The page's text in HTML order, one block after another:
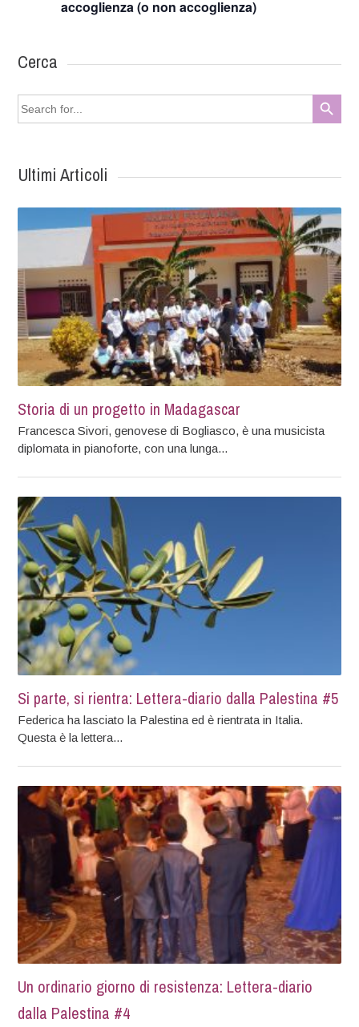
accoglienza (o non accoglienza)
Cerca
Search
for:
Search Button
Ultimi Articoli
Storia di un progetto in Madagascar
Francesca Sivori, genovese di Bogliasco, è una musicista
diplomata in pianoforte, con una lunga...
Si parte, si rientra: Lettera-diario dalla Palestina #5
Federica ha lasciato la Palestina ed è rientrata in Italia.
Questa è la lettera...
Un ordinario giorno di resistenza: Lettera-diario
dalla Palestina #4